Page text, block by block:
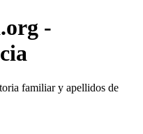
-
familiar y apellidos de